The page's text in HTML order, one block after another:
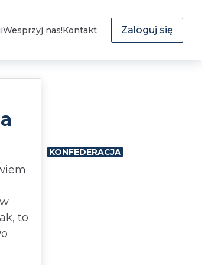
Wesprzyj nas!Kontakt Zaloguj się
to
KONFEDERACJA